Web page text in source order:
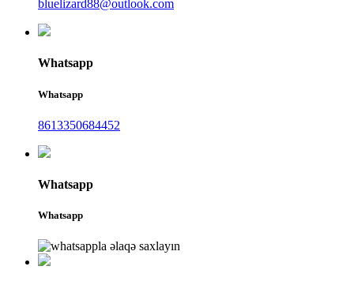
bluelizard88@outlook.com
Whatsapp
Whatsapp
8613350684452
Whatsapp
Whatsapp